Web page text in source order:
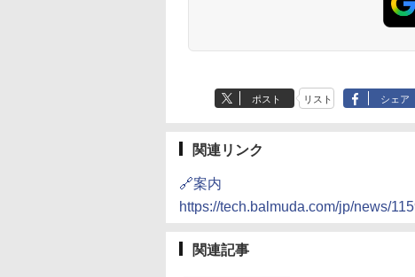
ポスト リスト シェア
関連リンク
🔗案内
https://tech.balmuda.com/jp/news/
関連記事